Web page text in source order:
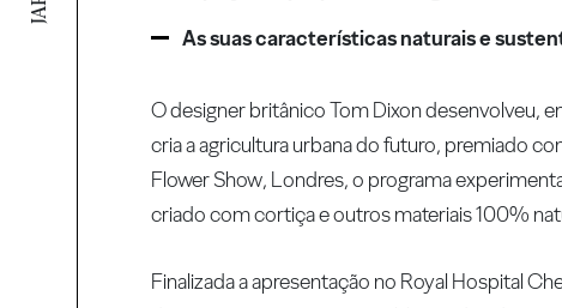
As suas características naturais e
O designer britânico Tom Dixon desenvolveu,
cria a agricultura urbana do futuro, premiado
Flower Show, Londres, o programa
criado com cortiça e outros materiais 100%
Finalizada a apresentação no Royal Hospital